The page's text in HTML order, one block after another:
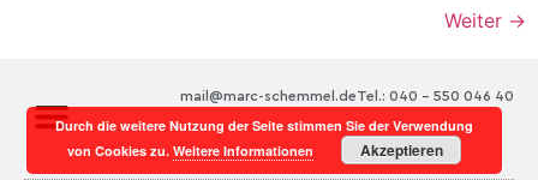
Weiter →
Tel.: 040 – 550 046 40
mail@marc-schemmel.de
Durch die weitere Nutzung der Seite stimmen Sie der Verwendung
von Cookies zu.Weitere Informationen Akzeptieren